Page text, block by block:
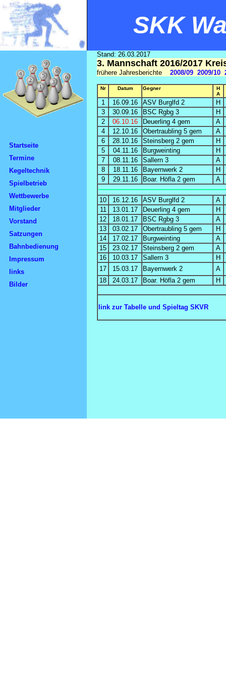
SKK
Startseite
Termine
Kegeltechnik
Spielbetrieb
Wettbewerbe
Mitglieder
Vorstand
Satzungen
Bahnbedienung
Impressum
links
Bilder
Stand: 26.03.2017
3. Mannschaft 2016/2017
frühere Jahresberichte 2008/09 2009/10
Nr Datum Gegner
H
A
1 16.09.16 ASV Burglfd 2
H
3
30.09.16 BSC Rgbg 3
H
2
06.10.16 Deuerling 4 gem
A
4
12.10.16 Obertraubling 5 gem
A
6
28.10.16 Steinsberg 2 gem
H
5
04.11.16 Burgweinting
H
7
08.11.16 Sallern 3
A
8
18.11.16 Bayernwerk 2
H
9
29.11.16 Boar. Höfla 2 gem A
10 16.12.16 ASV Burglfd 2
A
11
13.01.17 Deuerling 4 gem
H
12
18.01.17 BSC Rgbg 3
A
13
03.02.17 Obertraubling 5 gem
H
14
17.02.17 Burgweinting
A
15
23.02.17 Steinsberg 2 gem
A
16
10.03.17 Sallern 3
H
17
15.03.17 Bayernwerk 2
A
18
24.03.17 Boar. Höfla 2 gem H
link zur Tabelle und Spieltag SKVR